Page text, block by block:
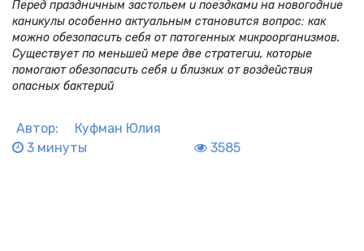
Перед праздничным застольем и поездками на новогодние
каникулы особенно актуальным становится вопрос: как
можно обезопасить себя от патогенных микроорганизмов.
Существует по меньшей мере две стратегии, которые
помогают обезопасить себя и близких от воздействия
опасных бактерий
Автор:
Куфман Юлия
3 минуты
3585